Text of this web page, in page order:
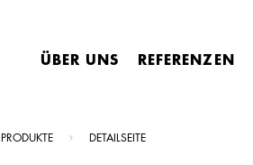
ÜBER UNS REFERENZEN
PRODUKTE DETAILSEITE